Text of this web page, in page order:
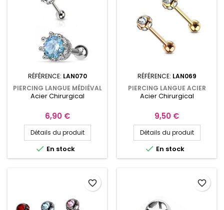
RÉFÉRENCE: LAN070
PIERCING LANGUE MÉDIÉVAL
COURONNE ET CRISTAL BLEU
Acier Chirurgical
Prix
6,90 €
Détails du produit
 En stock
RÉFÉRENCE: LAN069
PIERCING LANGUE ACIER
CHIRURGICAL DORÉ OU OR
Acier Chirurgical
Prix
9,50 €
Détails du produit
 En stock
favorite_border favorite_border